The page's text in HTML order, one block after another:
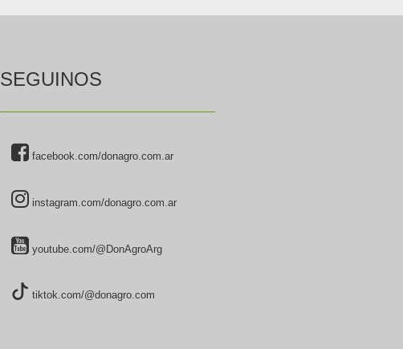
SEGUINOS
facebook.com/donagro.com.ar
instagram.com/donagro.com.ar
youtube.com/@DonAgroArg
tiktok.com/@donagro.com